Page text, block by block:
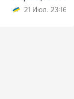
21 Июл. 23:16